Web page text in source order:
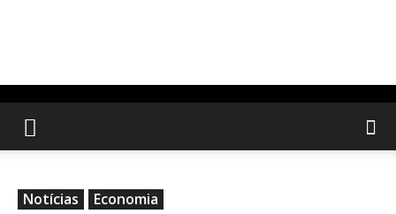
Notícias Economia